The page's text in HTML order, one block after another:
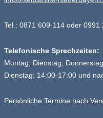
Tel.: 0871 609-114 oder 0991
Telefonische Sprechzeiten:
Montag, Dienstag,
Dienstag: 14:00-17:00 und
Persönliche Termine nach